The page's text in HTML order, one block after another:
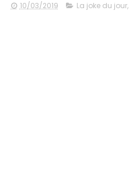
10/03/2019 La joke du jour,